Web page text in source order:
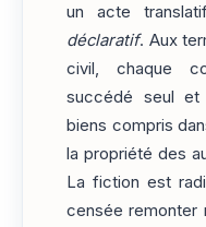
un acte
déclaratif. Aux
civil, chaque
succédé seul et
biens compris
la propriété des
La fiction est
censée remonter